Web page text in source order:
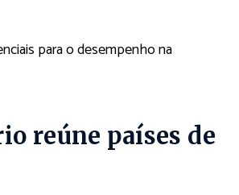
para o desempenho na
reúne países de